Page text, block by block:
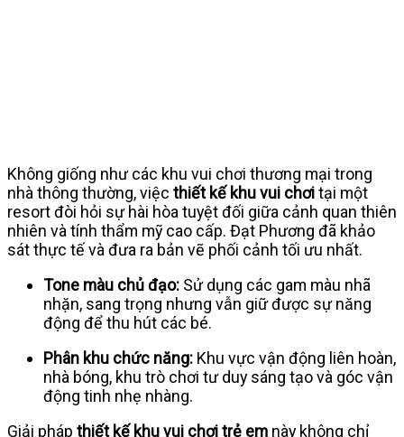
Không giống như các khu vui chơi thương mại trong
nhà thông thường, việc thiết kế khu vui chơitại một
resort đòi hỏi sự hài hòa tuyệt đối giữa cảnh quan thiên
nhiên và tính thẩm mỹ cao cấp. Đạt Phương đã khảo
sát thực tế và đưa ra bản vẽ phối cảnh tối ưu nhất.
Tone màu chủ đạo: Sử dụng các gam màu nhã
nhặn, sang trọng nhưng vẫn giữ được sự năng
động để thu hút các bé.
Phân khu chức năng: Khu vực vận động liên hoàn,
nhà bóng, khu trò chơi tư duy sáng tạo và góc vận
động tinh nhẹ nhàng.
Giải pháp thiết kế khu vui chơi trẻ em này không chỉ